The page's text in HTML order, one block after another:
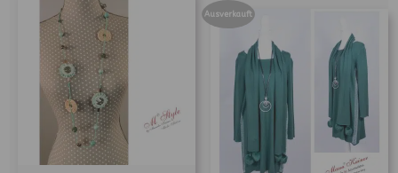
Ausverkauft